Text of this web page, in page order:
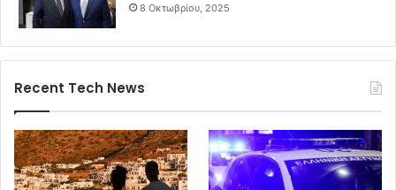
8 Οκτωβρίου, 2025
Recent Tech News